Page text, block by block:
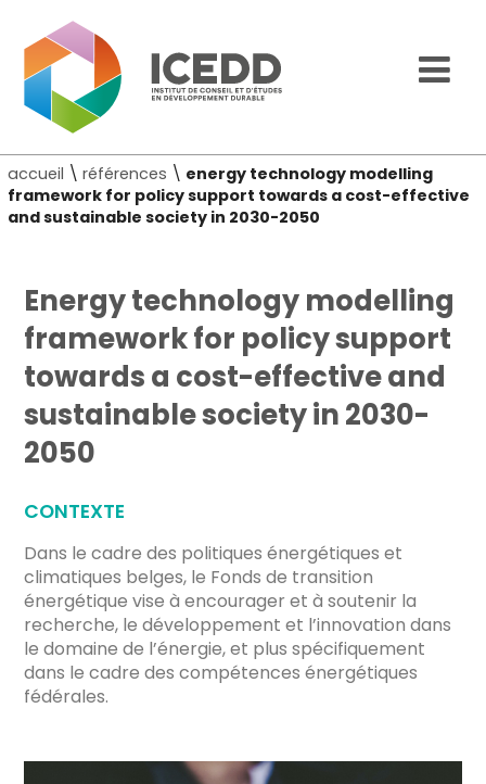
accueil \références \ energy technology modelling
framework for policy support towards a cost-effective
and sustainable society in 2030-2050
Energy technology modelling
framework for policy support
towards a cost-effective and
sustainable society in 2030-
2050
CONTEXTE
Dans le cadre des politiques énergétiques et
climatiques belges, le Fonds de transition
énergétique vise à encourager et à soutenir la
recherche, le développement et l’innovation dans
le domaine de l’énergie, et plus spécifiquement
dans le cadre des compétences énergétiques
fédérales.